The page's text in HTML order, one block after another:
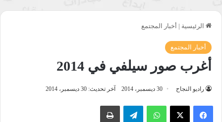
الرئيسية | أخبار المجتمع
أخبار المجتمع
أغرب صور سيلفي في 2014
راديو النجاح 30 ديسمبر، 2014 آخر تحديث: 30 ديسمبر، 2014
واتساب تيلقرام طباعة